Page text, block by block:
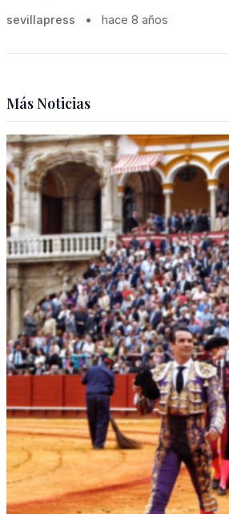
sevillapress • hace 8 años
Más Noticias